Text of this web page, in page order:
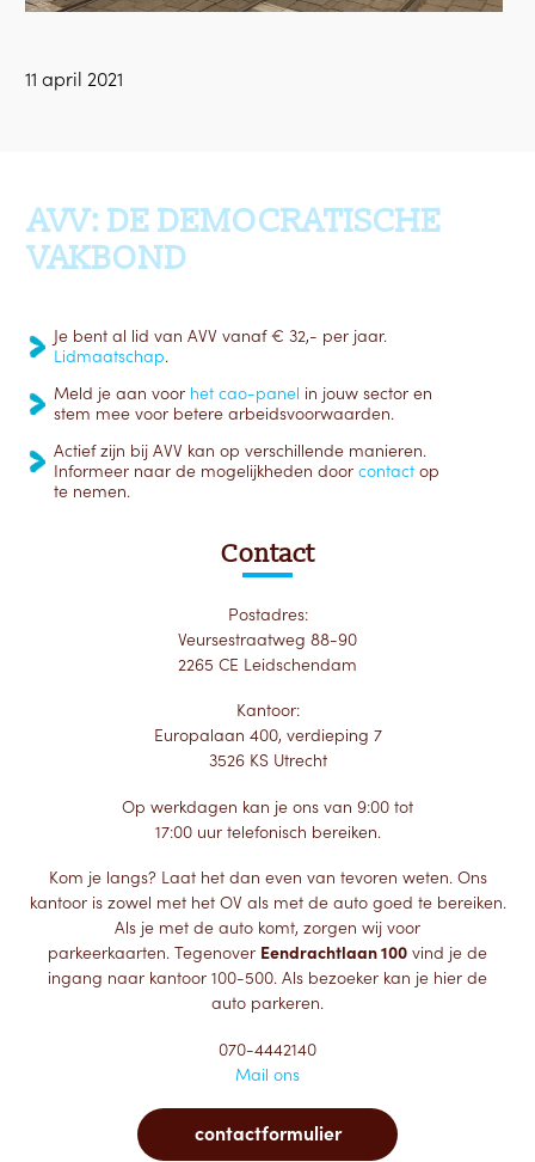
11 april 2021
AVV: DE DEMOCRATISCHE
VAKBOND
Je bent al lid van AVV vanaf € 32,- per jaar.
Lidmaatschap.
Meld je aan voor het cao-panel in jouw sector en
stem mee voor betere arbeidsvoorwaarden.
Actief zijn bij AVV kan op verschillende manieren.
Informeer naar de mogelijkheden door contact op
te nemen.
Contact
Postadres:
Veursestraatweg 88-90
2265 CE Leidschendam
Kantoor:
Europalaan 400, verdieping 7
3526 KS Utrecht
Op werkdagen kan je ons van 9:00 tot
17:00 uur telefonisch bereiken.
Kom je langs? Laat het dan even van tevoren weten. Ons
kantoor is zowel met het OV als met de auto goed te bereiken.
Als je met de auto komt, zorgen wij voor
parkeerkaarten. Tegenover Eendrachtlaan 100 vind je de
ingang naar kantoor 100-500. Als bezoeker kan je hier de
auto parkeren.
070-4442140
Mail ons
contactformulier